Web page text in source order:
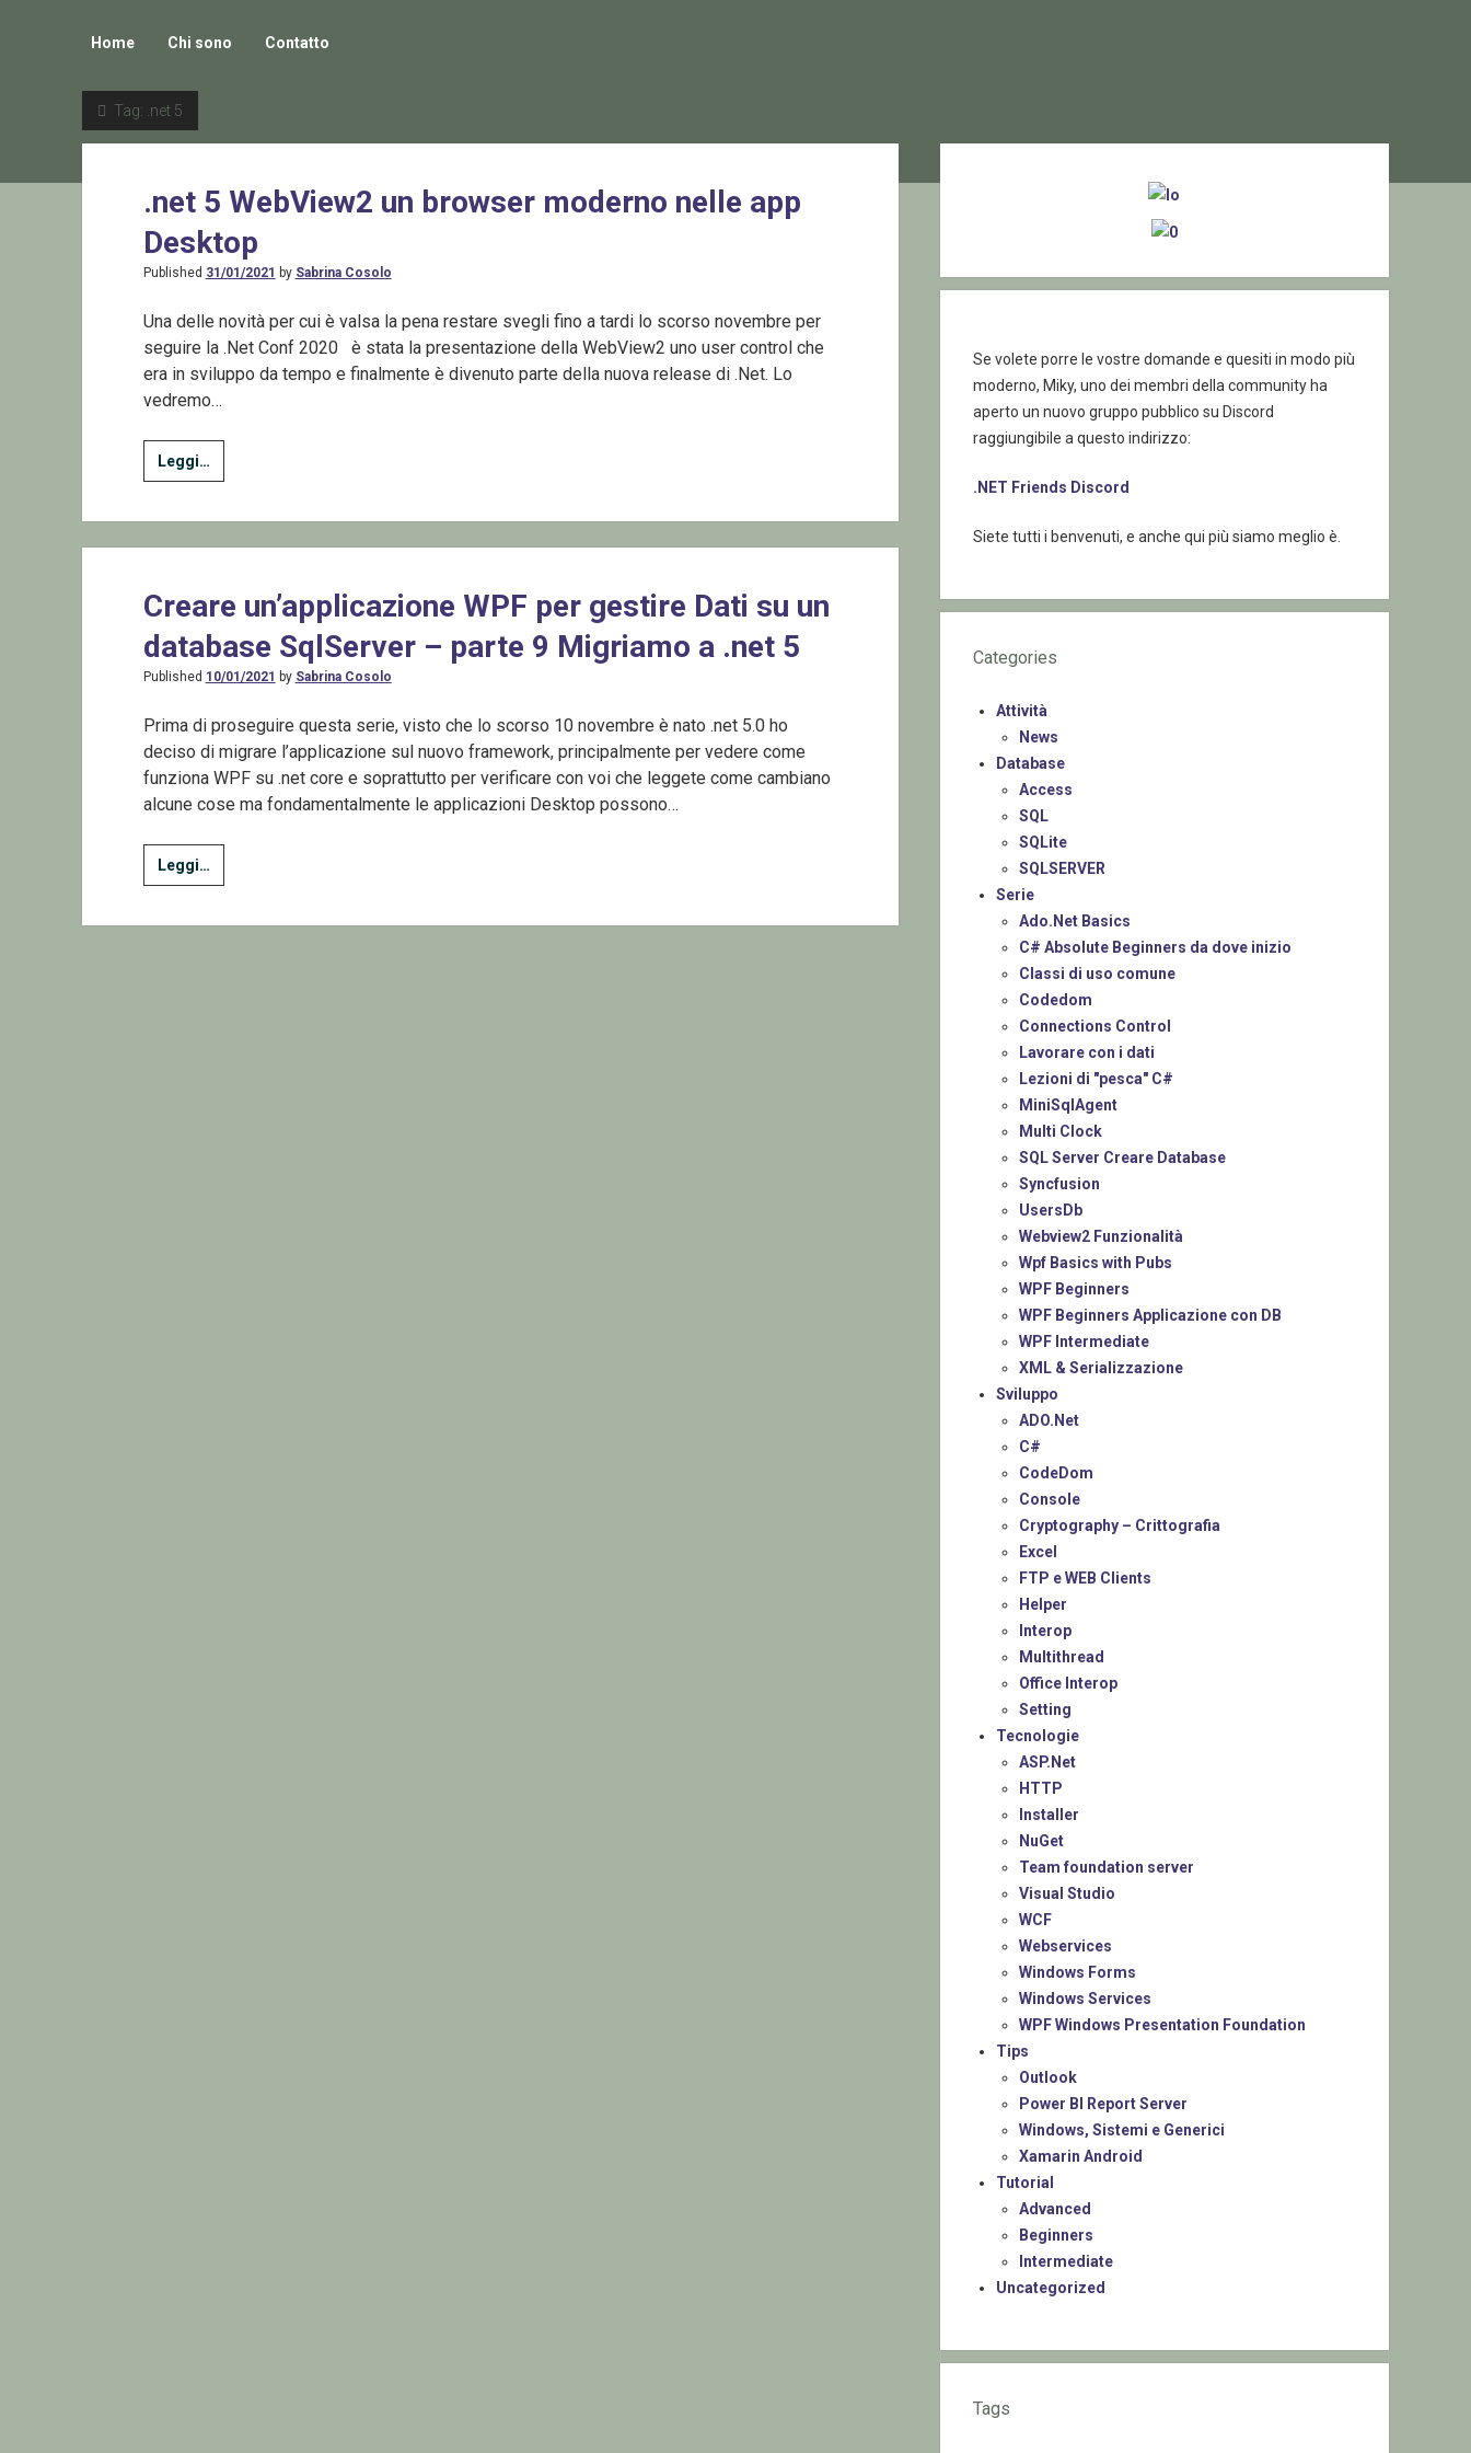
Home Chi sono Contatto
Tag: .net 5
.net 5 WebView2 un browser moderno nelle app
Desktop
Published 31/01/2021 by Sabrina Cosolo
Una delle novità per cui è valsa la pena restare svegli fino a tardi lo scorso novembre per
seguire la .Net Conf 2020 è stata la presentazione della WebView2 uno user control che
era in sviluppo da tempo e finalmente è divenuto parte della nuova release di .Net. Lo
vedremo…
Leggi….net
5
nelle
app
Desktop
Creare un’applicazione WPF per gestire Dati su un
database SqlServer – parte 9 Migriamo a .net 5
Published 10/01/2021 by Sabrina Cosolo
Prima di proseguire questa serie, visto che lo scorso 10 novembre è nato .net 5.0 ho
deciso di migrare l’applicazione sul nuovo framework, principalmente per vedere come
funziona WPF su .net core e soprattutto per verificare con voi che leggete come cambiano
alcune cose ma fondamentalmente le applicazioni Desktop possono…
Leggi…Creare
un’applicazione
Se volete porre le vostre domande e quesiti in modo più
moderno, Miky, uno dei membri della community ha
aperto un nuovo gruppo pubblico su Discord
raggiungibile a questo indirizzo:
.NET Friends Discord
Siete tutti i benvenuti, e anche qui più siamo meglio è.
Categories
Attività
News
Database
Access
SQL
SQLite
SQLSERVER
Serie
Ado.Net Basics
C# Absolute Beginners da dove inizio
Classi di uso comune
Codedom
Connections Control
Lavorare con i dati
Lezioni di "pesca" C#
MiniSqlAgent
Multi Clock
SQL Server Creare Database
Syncfusion
UsersDb
Webview2 Funzionalità
Wpf Basics with Pubs
WPF Beginners
WPF Beginners Applicazione con DB
WPF Intermediate
XML & Serializzazione
Sviluppo
ADO.Net
C#
CodeDom
Console
Cryptography – Crittografia
Excel
FTP e WEB Clients
Helper
Interop
Multithread
Office Interop
Setting
Tecnologie
ASP.Net
HTTP
Installer
NuGet
Team foundation server
Visual Studio
WCF
Webservices
Windows Forms
Windows Services
WPF Windows Presentation Foundation
Tips
Outlook
Power BI Report Server
Windows, Sistemi e Generici
Xamarin Android
Tutorial
Advanced
Beginners
Intermediate
Uncategorized
Tags